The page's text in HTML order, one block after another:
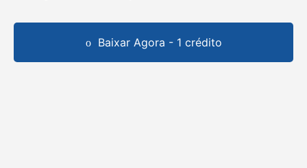
Baixar Agora - 1 crédito